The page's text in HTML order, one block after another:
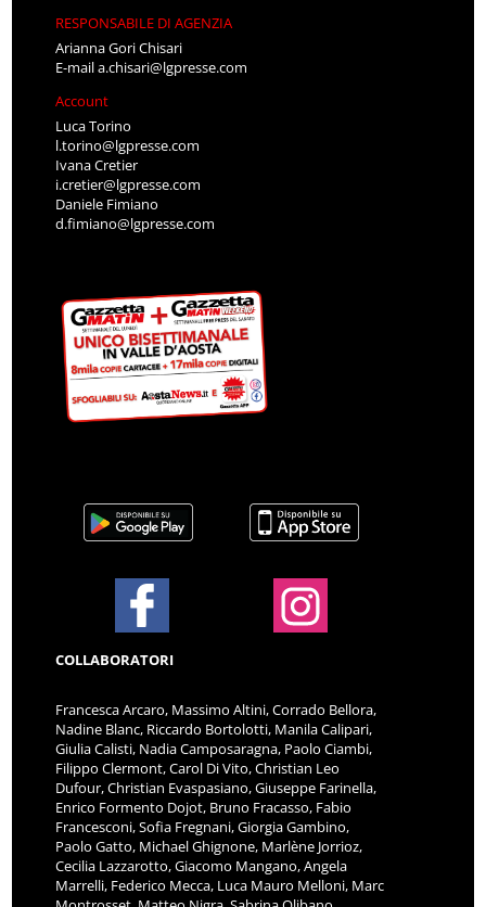
RESPONSABILE DI AGENZIA
Arianna Gori Chisari
E-maila.chisari@lgpresse.com
Account
Luca Torino
l.torino@lgpresse.com
Ivana Cretier
i.cretier@lgpresse.com
Daniele Fimiano
d.fimiano@lgpresse.com
COLLABORATORI
Francesca Arcaro, Massimo Altini, Corrado Bellora,
Nadine Blanc, Riccardo Bortolotti, Manila Calipari,
Giulia Calisti, Nadia Camposaragna, Paolo Ciambi,
Filippo Clermont, Carol Di Vito, Christian Leo
Dufour, Christian Evaspasiano, Giuseppe Farinella,
Enrico Formento Dojot, Bruno Fracasso, Fabio
Francesconi, Sofia Fregnani, Giorgia Gambino,
Paolo Gatto, Michael Ghignone, Marlène Jorrioz,
Cecilia Lazzarotto, Giacomo Mangano, Angela
Marrelli, Federico Mecca, Luca Mauro Melloni, Marc